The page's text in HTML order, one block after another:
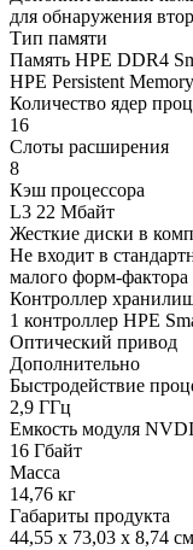
для обнаружения
Тип памяти
Память HPE DDR4
HPE Persistent
Количество ядер
16
Слоты расширения
8
Кэш процессора
L3 22 Мбайт
Жесткие диски в
Не входит в
малого форм-фактора
Контроллер
1 контроллер HPE
Оптический привод
Дополнительно
Быстродействие
2,9 ГГц
Емкость модуля
16 Гбайт
Масса
14,76 кг
Габариты продукта
44,55 x 73,03 x 8,74 см